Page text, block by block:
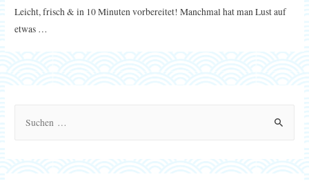
Leicht, frisch & in 10 Minuten vorbereitet! Manchmal hat man Lust auf
etwas …